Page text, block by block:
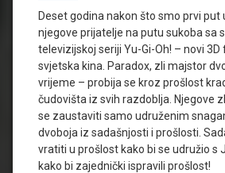
Deset godina nakon što smo prvi put
njegove prijatelje na putu sukoba sa
televizijskoj seriji Yu-Gi-Oh! – novi 3D
svjetska kina. Paradox, zli majstor
vrijeme – probija se kroz prošlost
čudovišta iz svih razdoblja. Njegove
se zaustaviti samo udruženim
dvoboja iz sadašnjosti i prošlosti.
vratiti u prošlost kako bi se udružio s
kako bi zajednički ispravili prošlost!